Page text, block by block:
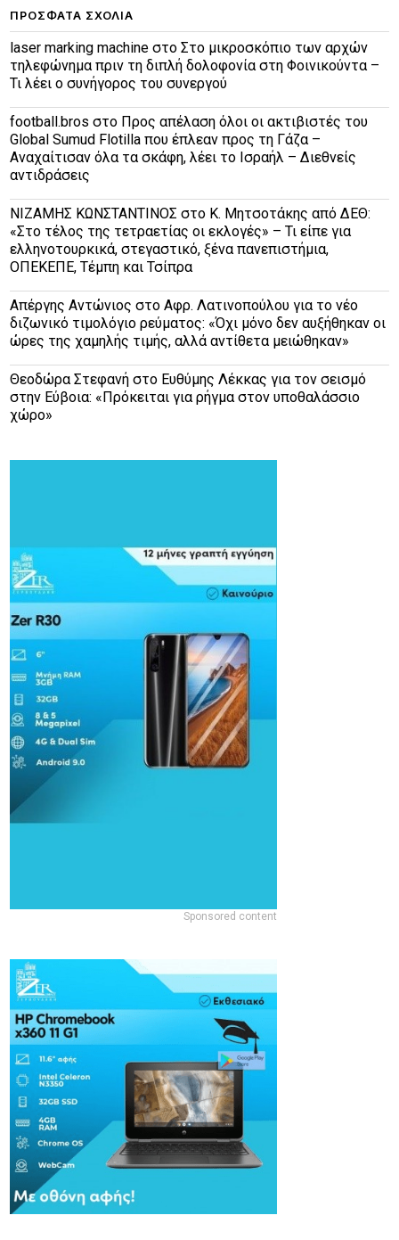
ΠΡΌΣΦΑΤΑ ΣΧΌΛΙΑ
laser marking machine στοΣτο μικροσκόπιο των αρχών
τηλεφώνημα πριν τη διπλή δολοφονία στη Φοινικούντα –
Τι λέει ο συνήγορος του συνεργού
football.bros στο Προς απέλαση όλοι οι ακτιβιστές του
Global Sumud Flotilla που έπλεαν προς τη Γάζα –
Αναχαίτισαν όλα τα σκάφη, λέει το Ισραήλ – Διεθνείς
αντιδράσεις
ΝΙΖΑΜΗΣ ΚΩΝΣΤΑΝΤΙΝΟΣ στο Κ. Μητσοτάκης από ΔΕΘ:
«Στο τέλος της τετραετίας οι εκλογές» – Τι είπε για
ελληνοτουρκικά, στεγαστικό, ξένα πανεπιστήμια,
ΟΠΕΚΕΠΕ, Τέμπη και Τσίπρα
Απέργης Αντώνιος στοΑφρ. Λατινοπούλου για το νέο
διζωνικό τιμολόγιο ρεύματος: «Όχι μόνο δεν αυξήθηκαν οι
ώρες της χαμηλής τιμής, αλλά αντίθετα μειώθηκαν»
Θεοδώρα Στεφανή στο Ευθύμης Λέκκας για τον σεισμό
στην Εύβοια: «Πρόκειται για ρήγμα στον υποθαλάσσιο
χώρο»
Sponsored content